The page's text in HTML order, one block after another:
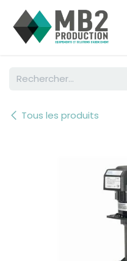
Tous les produits